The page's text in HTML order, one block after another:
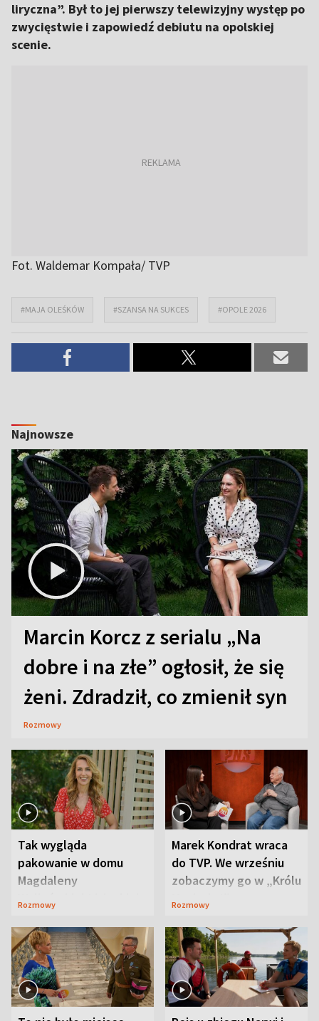
liryczna”. Był to jej pierwszy telewizyjny występ po
zwycięstwie i zapowiedź debiutu na opolskiej
scenie.
Fot. Waldemar Kompała/ TVP
#MAJA OLEŚKÓW #SZANSA NA SUKCES #OPOLE 2026
Najnowsze
Marcin Korcz z serialu „Na
dobre i na złe” ogłosił, że się
żeni. Zdradził, co zmienił syn
Rozmowy
Tak wygląda
pakowanie w domu
Magdaleny
Waligórskiej-Lisieckiej.
Rozmowy
Marek Kondrat wraca
do TVP. We wrześniu
zobaczymy go w „Królu
Maciusiu I”
Rozmowy